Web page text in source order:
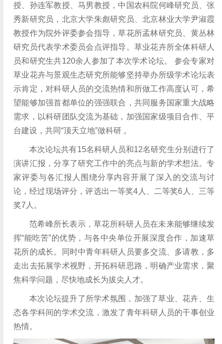
授、孙连军教授、马男教授，中国农科院何峰研究员、张
秀新研究员，北京大学朱彪研究员、北京林业大学尹淑霞
教授作为院外评委参会指导，草花所孟林研究员、黄丛林
研究员代表学术委员会点评指导。草业花卉所全体科研人
员和研究生共120余人参加了本次学术论坛。 参会专家对
草业花卉与景观生态研究所能够坚持举办所级学术论坛表
示肯定，对科研人员的交流热情和所做工作高度认可，希
望能够加强首都单位的强强联合，共同服务国家重大战略
需求，以科研团队交流为基础，加强国家级项目合作、平
台建设，共同“顶天立地”做科研 。
本次论坛共有15名科研人员和12名研究生分别进行了
演讲汇报，分享了研究工作中的亮点与新的学术想法。专
家评委与各汇报人围绕分享内容开展了深入的交流与讨
论，经过现场评分，评选出一等奖4人、二等奖6人、三等
奖7人。
范希峰所长表示，草花所科研人员在未来能够继续发
挥“能吃苦”的优势，与各中央单位开展深度合作，加速草
花所的成长。同时中青年科研人员要多交流、多请教，多
走出去拓展学术视野，开拓科研思路，明确产业需求，聚
焦科学问题，尽快地成长为拔尖人才。
本次论坛提升了所学术氛围，加强了草业、花卉、生
态各学科间的学术交流，激发了青年科研人员的干事创业
热情。